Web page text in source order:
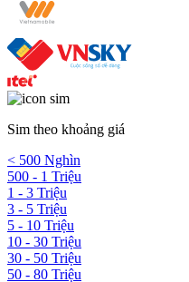
Sim theo khoảng giá
< 500 Nghìn
500 - 1 Triệu
1 - 3 Triệu
3 - 5 Triệu
5 - 10 Triệu
10 - 30 Triệu
30 - 50 Triệu
50 - 80 Triệu